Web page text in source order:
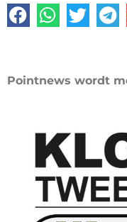
Pointnews wordt